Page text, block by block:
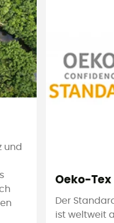
und
Oeko-Tex
Der
ist weltweit